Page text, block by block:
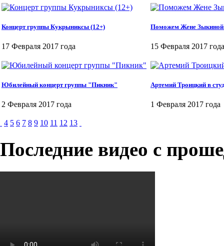
Концерт группы Кукрыниксы (12+)
17 Февраля 2017 года
Поможем Жене
15 Февраля 2017 года
Юбилейный концерт группы "Пикник"
2 Февраля 2017 года
Артемий Троицкий в
1 Февраля 2017 года
4 5 6 7 8 9 10 11 12 13
Последние видео с